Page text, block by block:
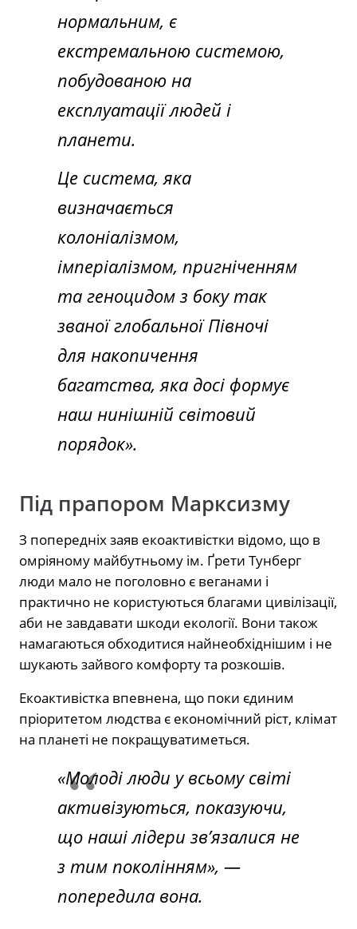
нормальним, є
екстремальною системою,
побудованою на
експлуатації людей і
планети.
Це система, яка
визначається
колоніалізмом,
імперіалізмом, пригніченням
та геноцидом з боку так
званої глобальної Півночі
для накопичення
багатства, яка досі формує
наш нинішній світовий
порядок».
Під прапором Марксизму
З попередніх заяв екоактивістки відомо, що в
омріяному майбутньому ім. Ґрети Тунберг
люди мало не поголовно є веганами і
практично не користуються благами цивілізації,
аби не завдавати шкоди екології. Вони також
намагаються обходитися найнеобхіднішим і не
шукають зайвого комфорту та розкошів.
Екоактивістка впевнена, що поки єдиним
пріоритетом людства є економічний ріст, клімат
на планеті не покращуватиметься.
«Молоді люди у всьому світі
активізуються, показуючи,
що наші лідери зв’язалися не
з тим поколінням», —
попередила вона.